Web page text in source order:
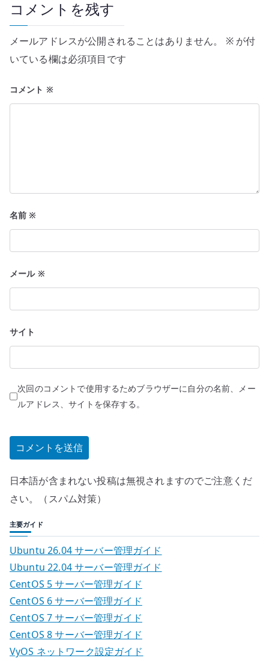
ー
シ
ョ
ン
コメントを残す
メールアドレスが公開されることはありません。 ※が付
いている欄は必須項目です
コメント ※
名前※
メール ※
サイト
次回のコメントで使用するためブラウザーに自分の名前、メー
ルアドレス、サイトを保存する。
日本語が含まれない投稿は無視されますのでご注意くだ
さい。（スパム対策）
主要ガイド
Ubuntu 26.04 サーバー管理ガイド
Ubuntu 22.04 サーバー管理ガイド
CentOS 5 サーバー管理ガイド
CentOS 6 サーバー管理ガイド
CentOS 7 サーバー管理ガイド
CentOS 8 サーバー管理ガイド
VyOS ネットワーク設定ガイド